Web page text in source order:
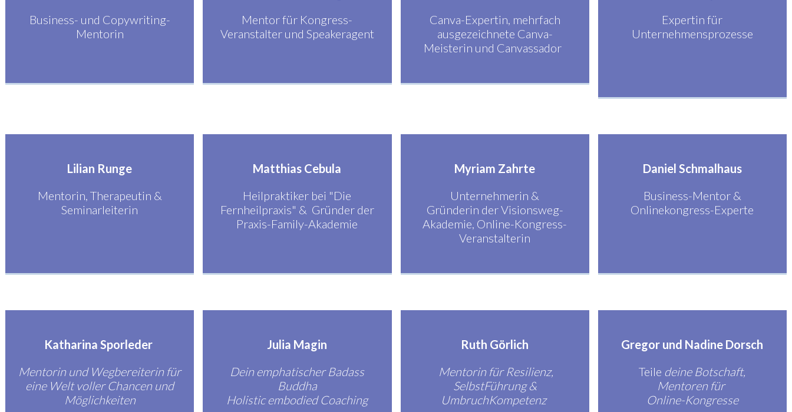
Business- und Copywriting-
Mentorin
Mentor für Kongress-
Veranstalter und Speakeragent
Canva-Expertin, mehrfach
ausgezeichnete Canva-
Meisterin und Canvassador
Expertin für
Unternehmensprozesse
Lilian Runge
Mentorin, Therapeutin &
Seminarleiterin
Matthias Cebula
Heilpraktiker bei "Die
Fernheilpraxis" & Gründer der
Praxis-Family-Akademie
Myriam Zahrte
Unternehmerin &
Gründerin der Visionsweg-
Akademie, Online-Kongress-
Veranstalterin
Daniel Schmalhaus
Business-Mentor &
Onlinekongress-Experte
Katharina Sporleder
Mentorin und Wegbereiterin für
eine Welt voller Chancen und
Möglichkeiten
Julia Magin
Dein emphatischer Badass
Buddha
Holistic embodied Coaching
Ruth Görlich
Mentorin für Resilienz,
SelbstFührung &
UmbruchKompetenz
Gregor und Nadine Dorsch
Teile deine Botschaft,
Mentoren für
Online-Kongresse